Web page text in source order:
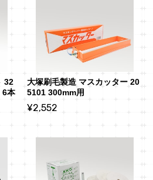
32
6本
大塚刷毛製造 マスカッター 20
5101 300mm用
¥2,552